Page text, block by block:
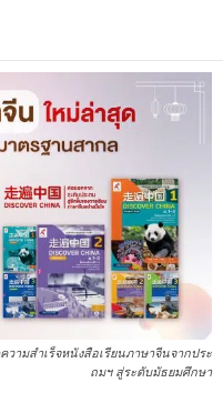
ามสำเร็จหนังสือเรียนภาษาจีนจากประ
ถมฯ สู่ระดับมัธยมศึกษา